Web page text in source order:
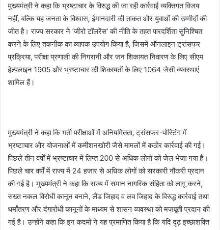
मुख्यमंत्री ने कहा कि भ्रष्टाचार के विरुद्ध की जा रही कार्रवाई व्यक्तिगत विजय
नहीं, बल्कि यह जनता के विश्वास, ईमानदारी की ताकत और युवाओं की उम्मीदों की
जीत है। राज्य सरकार ने ‘जीरो टॉलरेंस’ की नीति के तहत पारदर्शिता सुनिश्चित
करने के लिए तकनीक का व्यापक उपयोग किया है, जिसमें ऑनलाइन ट्रांसफर
प्रक्रिया, परीक्षा प्रणाली की निगरानी और जन शिकायत निवारण के लिए सीएम
हेल्पलाइन 1905 और भ्रष्टाचार की शिकायतों के लिए 1064 जैसी व्यवस्थाएं
शामिल हैं।
मुख्यमंत्री ने कहा कि भर्ती परीक्षाओं में अनियमितता, ट्रांसफर-पोस्टिंग में
भ्रष्टाचार और योजनाओं में कमीशनखोरी जैसे मामलों में कठोर कार्रवाई की गई।
पिछले तीन वर्षों में भ्रष्टाचार में लिप्त 200 से अधिक लोगों को जेल भेजा गया है।
पिछले चार वर्षों में राज्य में 24 हजार से अधिक लोगों को सरकारी नौकरी प्रदान
की गई है। मुख्यमंत्री ने कहा कि राज्य में समान नागरिक संहिता को लागू करने,
सख्त नकल विरोधी कानून बनाने, लैंड जिहाद व लव जिहाद के विरुद्ध कार्रवाई तथा
धर्मांतरण और दंगारोधी कानूनों के माध्यम से शासन व्यवस्था को मज़बूती प्रदान की
गई है। उन्होंने कहा कि इन कदमों ने यह प्रमाणित किया है कि यदि दृढ़ इच्छाशक्ति